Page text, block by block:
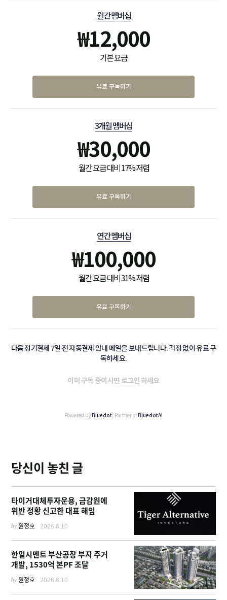
월간 멤버십
₩12,000
기본 요금
유료 구독하기
3개월 멤버십
₩30,000
월간 요금 대비 17% 저렴
유료 구독하기
연간 멤버십
₩100,000
월간 요금 대비 31% 저렴
유료 구독하기
다음 정기결제 7일 전 자동결제 안내 메일을 보내드립니다. 걱정 없이 유료 구
독하세요.
이미 구독 중이시면 로그인하세요
Powered byBluedot, Partner ofBluedotAI
당신이 놓친 글
타이거대체투자운용, 금감원에
위반 정황 신고한 대표 해임
by원정호 2026.8.10
한일시멘트 부산공장 부지 주거
개발, 1530억 본PF 조달
by원정호 2026.8.10